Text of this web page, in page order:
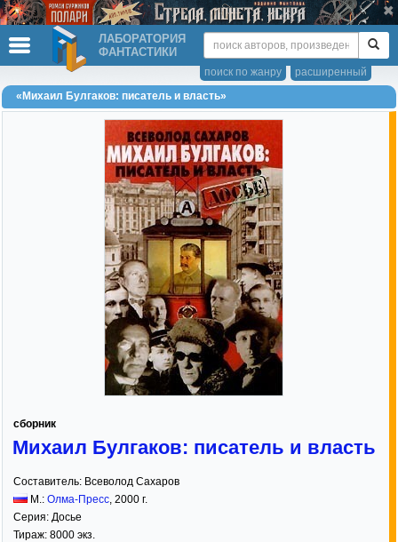
ЛАБОРАТОРИЯ
ФАНТАСТИКИ
расширенный
поиск по жанру
«Михаил Булгаков: писатель и власть»
сборник
Михаил Булгаков: писатель и власть
Составитель: Всеволод Сахаров
М.: Олма-Пресс, 2000 г.
Серия: Досье
Тираж: 8000 экз.